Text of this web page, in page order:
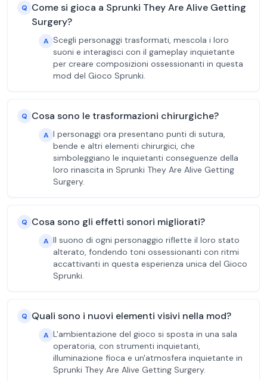
Q Come si gioca a Sprunki They Are Alive Getting
Surgery?
A Scegli personaggi trasformati, mescola i loro
suoni e interagisci con il gameplay inquietante
per creare composizioni ossessionanti in questa
mod del Gioco Sprunki.
Q Cosa sono le trasformazioni chirurgiche?
A I personaggi ora presentano punti di sutura,
bende e altri elementi chirurgici, che
simboleggiano le inquietanti conseguenze della
loro rinascita in Sprunki They Are Alive Getting
Surgery.
Q Cosa sono gli effetti sonori migliorati?
A Il suono di ogni personaggio riflette il loro stato
alterato, fondendo toni ossessionanti con ritmi
accattivanti in questa esperienza unica del Gioco
Sprunki.
Q Quali sono i nuovi elementi visivi nella mod?
A L'ambientazione del gioco si sposta in una sala
operatoria, con strumenti inquietanti,
illuminazione fioca e un'atmosfera inquietante in
Sprunki They Are Alive Getting Surgery.